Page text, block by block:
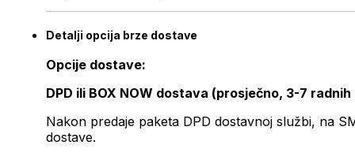
Detalji opcija brze dostave
Opcije dostave:
DPD ili BOX NOW dostava (prosječno, 3-7 radnih
Nakon predaje paketa DPD dostavnoj službi, na
dostave.